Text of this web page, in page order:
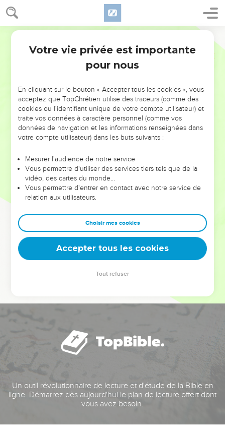
NE MANQUEZ PAS L’ÉVÉNEMENT
DE L’ANNÉE !
ET SI LEURS ERREURS POUVAIENT VOUS ÉVITER LES
VOTRES ?
leur foi ou leur vision. Mais on voit moins les doutes, les erreurs
et les saisons difficiles qu'ils ont traversés, alors même que ce
sont elles qui les ont façonnés.
Dans cette conférence, leaders, entrepreneurs, et responsables
clés pour avancer avec plus de sagesse afin que leurs erreurs
deviennent vos tremplins. Que vous guidiez un ministère, une
équipe, un groupe ou une famille, leur expérience est faite
Un outil révolutionnaire de lecture et d'étude de la Bible en
ligne. Démarrez dès aujourd'hui le plan de lecture offert dont
vous avez besoin.
Votre vie privée est importante
pour nous
En cliquant sur le bouton « Accepter tous les cookies », vous
acceptez que TopChrétien utilise des traceurs (comme des
cookies ou l'identifiant unique de votre compte utilisateur) et
traite vos données à caractère personnel (comme vos
données de navigation et les informations renseignées dans
votre compte utilisateur) dans les buts suivants :
Mesurer l'audience de notre service
Vous permettre d'utiliser des services tiers tels que de la
vidéo, des cartes du monde…
Vous permettre d'entrer en contact avec notre service de
relation aux utilisateurs.
Choisir mes cookies
Accepter tous les cookies
Tout refuser